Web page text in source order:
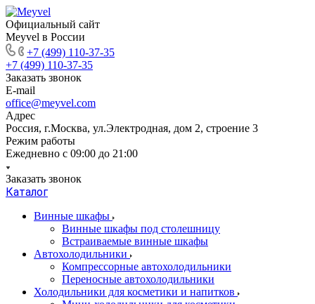
Официальный сайт
Meyvel в России
+7 (499) 110-37-35
+7 (499) 110-37-35
Заказать звонок
E-mail
office@meyvel.com
Адрес
Россия, г.Москва, ул.Электродная, дом 2, строение 3
Режим работы
Ежедневно с 09:00 до 21:00
Заказать звонок
Каталог
Винные шкафы
Винные шкафы под столешницу
Встраиваемые винные шкафы
Автохолодильники
Компрессорные автохолодильники
Переносные автохолодильники
Холодильники для косметики и напитков